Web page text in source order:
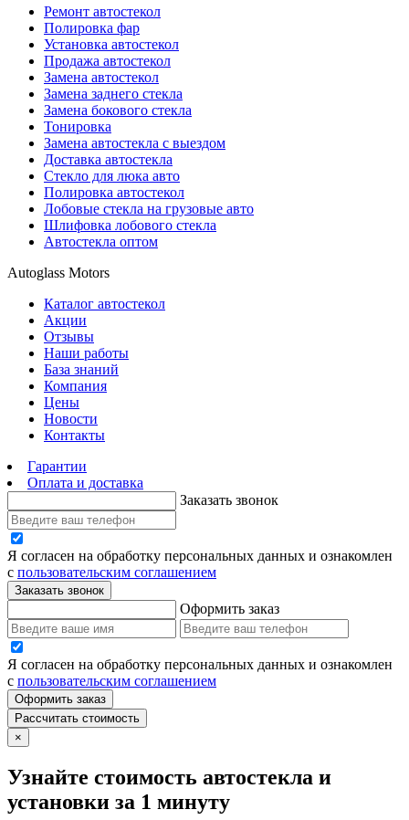
Ремонт автостекол
Полировка фар
Установка автостекол
Продажа автостекол
Замена автостекол
Замена заднего стекла
Замена бокового стекла
Тонировка
Замена автостекла с выездом
Доставка автостекла
Стекло для люка авто
Полировка автостекол
Лобовые стекла на грузовые авто
Шлифовка лобового стекла
Автостекла оптом
Autoglass Motors
Каталог автостекол
Акции
Отзывы
Наши работы
База знаний
Компания
Цены
Новости
Контакты
Гарантии
Оплата и доставка
Заказать звонок
Я согласен на обработку персональных данных и ознакомлен
с пользовательским соглашением
Заказать звонок
Оформить заказ
Я согласен на обработку персональных данных и ознакомлен
с пользовательским соглашением
Оформить заказ
Рассчитать стоимость
×
Узнайте стоимость автостекла и
установки за 1 минуту